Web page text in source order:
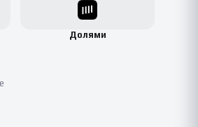
Долями